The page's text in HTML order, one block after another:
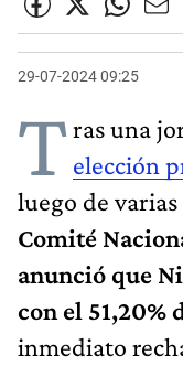
29-07-2024 09:25
Tras una
elección
luego de
Comité
anunció que
con el 51,20%
inmediato